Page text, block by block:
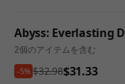
Abyss: Everlasting
2個のアイテムを含む
-5% $32.98$31.33